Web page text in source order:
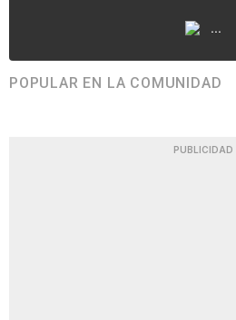
...
POPULAR EN LA COMUNIDAD
PUBLICIDAD